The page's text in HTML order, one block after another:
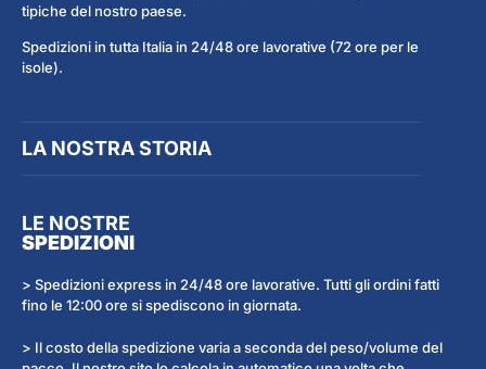
tipiche del nostro paese.
Spedizioni in tutta Italia in 24/48 ore lavorative (72 ore per le
isole).
LA NOSTRA STORIA
LE NOSTRE
SPEDIZIONI
> Spedizioni express in 24/48 ore lavorative. Tutti gli ordini fatti
fino le 12:00 ore si spediscono in giornata.
> Il costo della spedizione varia a seconda del peso/volume del